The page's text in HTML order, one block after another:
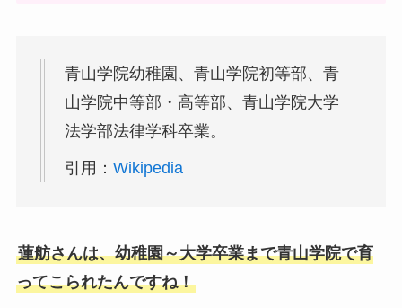
青山学院幼稚園、青山学院初等部、青
山学院中等部・高等部、青山学院大学
法学部法律学科卒業。
引用： Wikipedia
蓮舫さんは、幼稚園～大学卒業まで青山学院で育
ってこられたんですね！